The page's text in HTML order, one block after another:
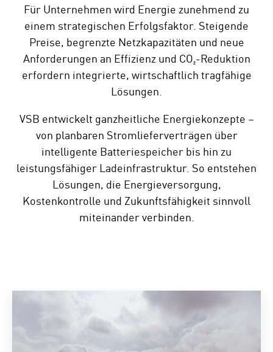
Für Unternehmen wird Energie zunehmend zu
einem strategischen Erfolgsfaktor. Steigende
Preise, begrenzte Netzkapazitäten und neue
Anforderungen an Effizienz und CO₂-Reduktion
erfordern integrierte, wirtschaftlich tragfähige
Lösungen.
VSB entwickelt ganzheitliche Energiekonzepte –
von planbaren Stromlieferverträgen über
intelligente Batteriespeicher bis hin zu
leistungsfähiger Ladeinfrastruktur. So entstehen
Lösungen, die Energieversorgung,
Kostenkontrolle und Zukunftsfähigkeit sinnvoll
miteinander verbinden.